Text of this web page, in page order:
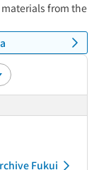
from the
Fukui